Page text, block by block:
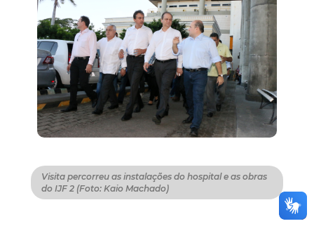
Visita percorreu as instalações do hospital e as obras
do IJF 2 (Foto: Kaio Machado)